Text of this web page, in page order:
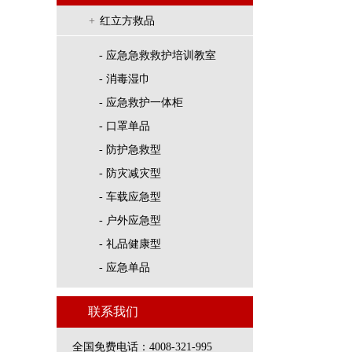
+ 红立方救品
- 应急急救救护培训教室
- 消毒湿巾
- 应急救护一体柜
- 口罩单品
- 防护急救型
- 防灾减灾型
- 车载应急型
- 户外应急型
- 礼品健康型
- 应急单品
联系我们
全国免费电话：4008-321-995